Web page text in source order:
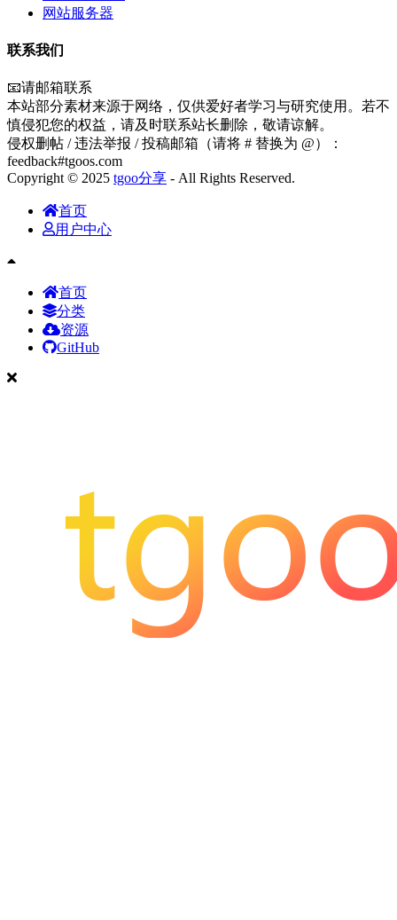
网站服务器
联系我们
📧请邮箱联系
本站部分素材来源于网络，仅供爱好者学习与研究使用。若不
慎侵犯您的权益，请及时联系站长删除，敬请谅解。
侵权删帖 / 违法举报 / 投稿邮箱（请将 # 替换为 @）：
feedback#tgoos.com
Copyright © 2025 tgoo分享 - All Rights Reserved.
首页
用户中心
首页
分类
资源
GitHub